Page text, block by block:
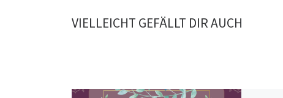
VIELLEICHT GEFÄLLT DIR AUCH